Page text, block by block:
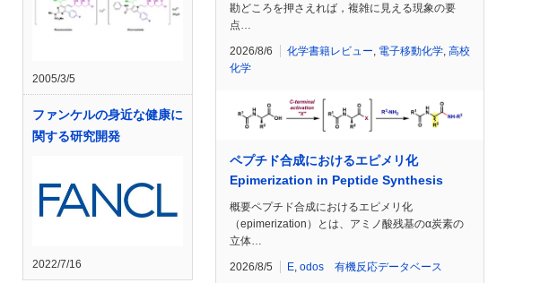
2005/3/5
ファンケルの身近な健康に
関する研究開発
2022/7/16
勘どころを押さえれば，複雑に見える現象の要
点…
2026/8/6 化学書籍レビュー 電子移動化学 高校
化学
ペプチド合成におけるエピメリ化
Epimerization in Peptide Synthesis
概要ペプチド合成におけるエピメリ化
（epimerization）とは、アミノ酸残基のα炭素の
立体…
2026/8/5 E odos 有機反応データベース